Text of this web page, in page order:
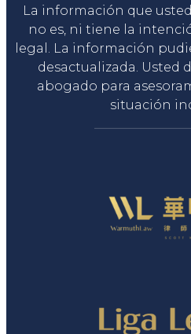
La información que
no es, ni tiene la
legal. La información
desactualizada. Usted
abogado para
situación